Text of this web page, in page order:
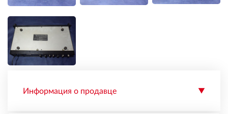
Информация о продавце ▼